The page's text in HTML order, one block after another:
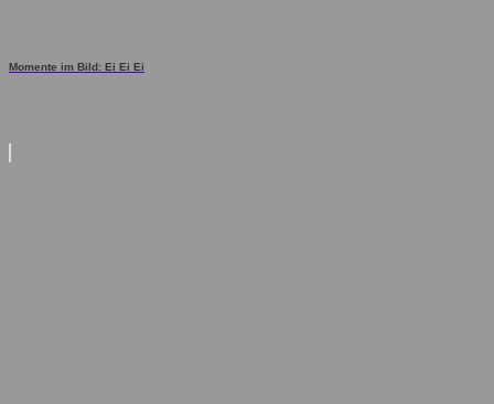
Momente im Bild: Ei Ei Ei